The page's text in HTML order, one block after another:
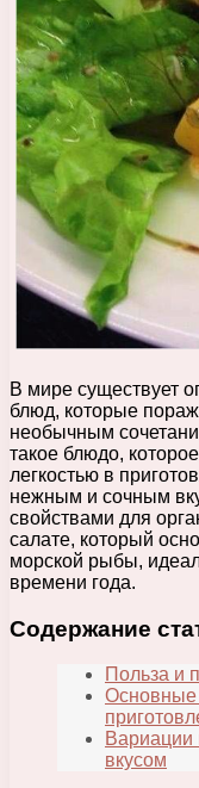
В мире существует
блюд, которые
необычным
такое блюдо,
легкостью в
нежным и сочным
свойствами для
салате, который
морской рыбы,
времени года.
Содержание
Польза и
Основные
Вариации
вкусом